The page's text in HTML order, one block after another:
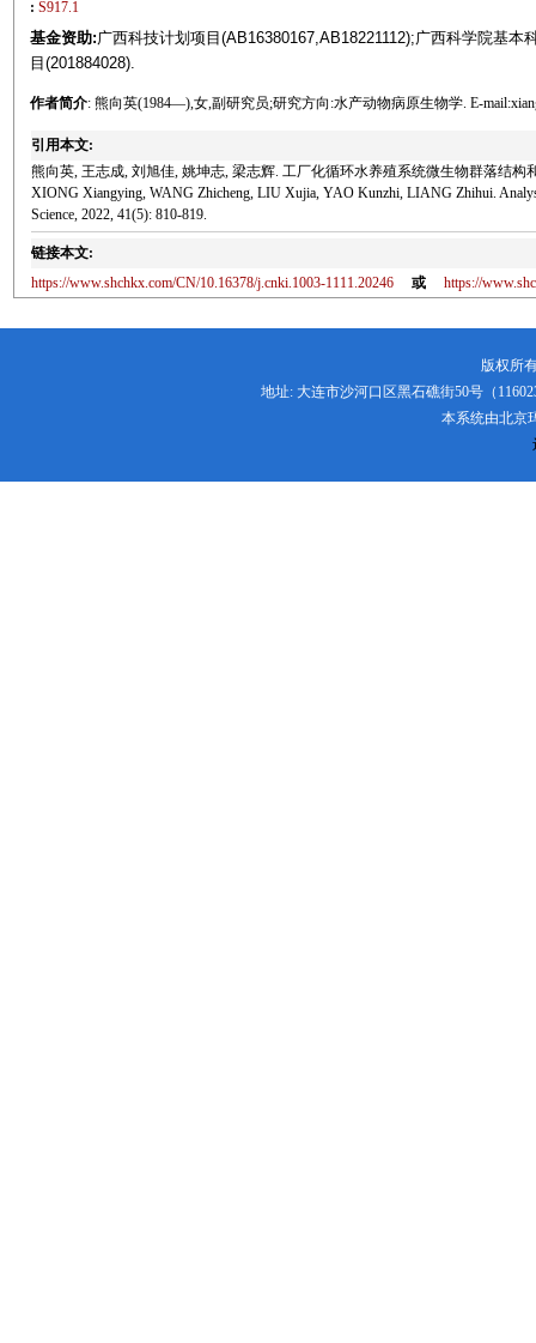
: S917.1
基金资助:广西科技计划项目(AB16380167,AB18221112);广西科学院基
目(201884028).
作者简介: 熊向英(1984—),女,副研究员;研究方向:水产动物病原生物学. E-
引用本文:
熊向英, 王志成, 刘旭佳, 姚坤志, 梁志辉. 工厂化循环水养殖系统微生物群落结构
XIONG Xiangying, WANG Zhicheng, LIU Xujia, YAO Kunzhi, LIANG Zhihui.
Science, 2022, 41(5): 810-819.
链接本文:
https://www.shchkx.com/CN/10.16378/j.cnki.1003-1111.20246
或 https://
版权所
地址: 大连市沙河口区黑石礁街50号（
本系统由北京